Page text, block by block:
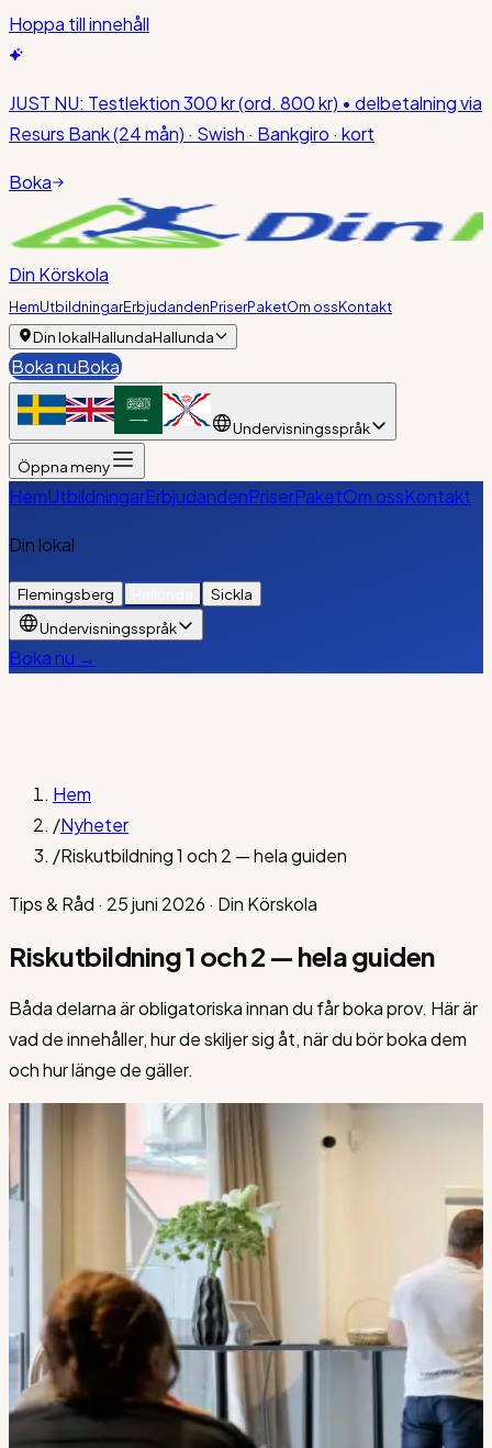
Hoppa till innehåll
JUST NU: Testlektion 300 kr(ord. 800 kr) • delbetalning via
Resurs Bank (24 mån) · Swish · Bankgiro · kort
Boka
Din Körskola
HemUtbildningarErbjudandenPriserPaketOm ossKontakt
Din lokalHallundaHallunda
Boka nuBoka
Undervisningsspråk
Öppna meny
HemUtbildningarErbjudandenPriserPaketOm ossKontakt
Din lokal
Flemingsberg
Sickla
Undervisningsspråk
Boka nu →
Hem
/Nyheter
/Riskutbildning 1 och 2 — hela guiden
Tips & Råd · 25 juni 2026 · Din Körskola
Riskutbildning 1 och 2 — hela guiden
Båda delarna är obligatoriska innan du får boka prov. Här är
vad de innehåller, hur de skiljer sig åt, när du bör boka dem
och hur länge de gäller.